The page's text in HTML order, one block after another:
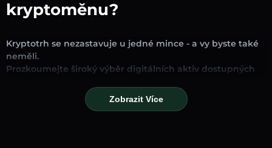
kryptoměnu?
Kryptotrh se nezastavuje u jedné mince - a vy byste také
neměli.
Prozkoumejte široký výběr digitálních aktiv dostupných
hledáte zavedené stablecoiny, slibné altcoiny nebo
trendové nové tokeny, najdete je všechny na jednom
Zobrazit Více